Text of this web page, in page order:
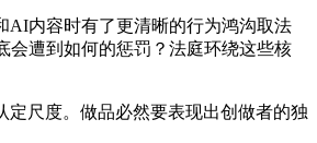
内容时有了更清晰的行为鸿沟取法
会遭到如何的惩罚？法庭环绕这些核
尺度。做品必然要表现出创做者的独